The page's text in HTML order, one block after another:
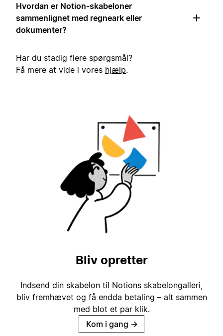
Hvordan er Notion-skabeloner
sammenlignet med regneark eller
dokumenter?
Har du stadig flere spørgsmål?
Få mere at vide i vores hjælp.
Bliv opretter
Indsend din skabelon til Notions skabelongalleri,
bliv fremhævet og få endda betaling – alt sammen
med blot et par klik.
Kom i gang →